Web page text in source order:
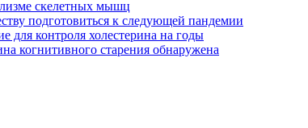
скелетных мышц
подготовиться к следующей пандемии
для контроля холестерина на годы
когнитивного старения обнаружена